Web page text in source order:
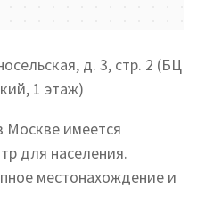
д. 3, стр. 2 (БЦ
1 этаж)
Москве имеется
для населения.
местонахождение и